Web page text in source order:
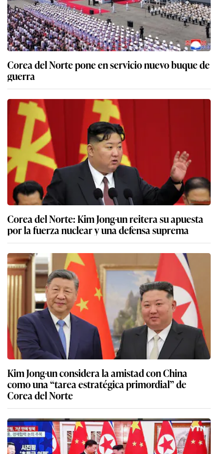
Corea del Norte pone en servicio nuevo buque de
guerra
Corea del Norte: Kim Jong-un reitera su apuesta
por la fuerza nuclear y una defensa suprema
Kim Jong-un considera la amistad con China
como una “tarea estratégica primordial” de
Corea del Norte